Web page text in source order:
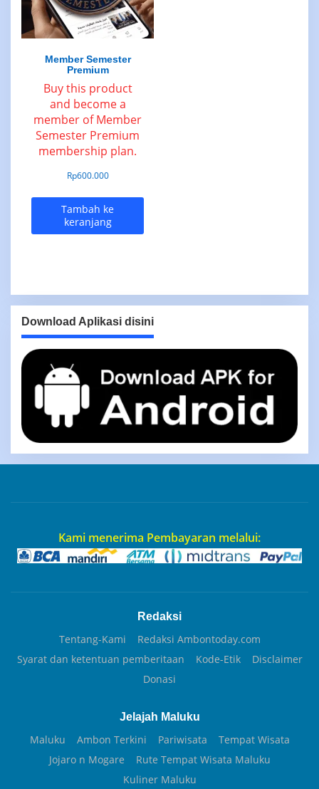
Member Semester
Premium
Buy this product
and become a
member of Member
Semester Premium
membership plan.
Rp600.000
Tambah ke
keranjang
Download Aplikasi disini
Kami menerima Pembayaran melalui:
Redaksi
Tentang-Kami
Redaksi Ambontoday.com
Syarat dan ketentuan pemberitaan
Kode-Etik
Disclaimer
Donasi
Jelajah Maluku
Maluku Ambon Terkini Pariwisata
Tempat Wisata
Jojaro n Mogare
Rute Tempat Wisata Maluku
Kuliner Maluku